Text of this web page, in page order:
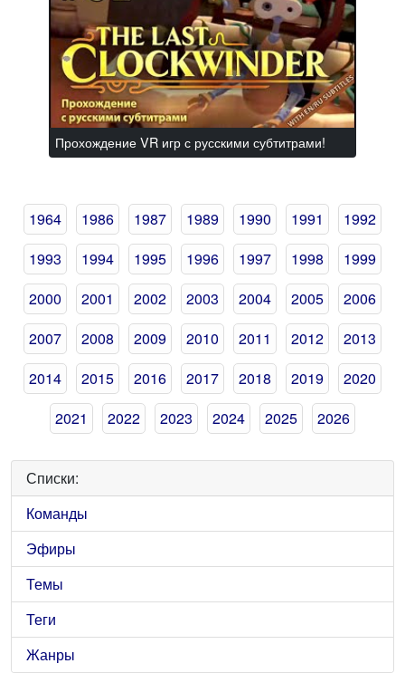
Прохождение VR игр с русскими субтитрами!
1964 1986 1987 1989 1990 1991
1992
1993
1994 1995 1996 1997 1998
1999
2000
2001 2002 2003 2004 2005
2006
2007
2008 2009 2010 2011 2012
2013
2014
2015 2016 2017 2018 2019
2020
2021
2022 2023 2024 2025 2026
Списки:
Команды
Эфиры
Темы
Теги
Жанры